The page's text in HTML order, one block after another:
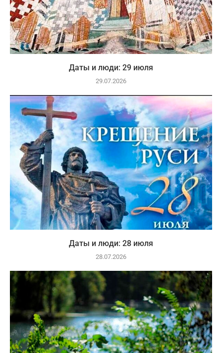
Даты и люди: 29 июля
29.07.2026
Даты и люди: 28 июля
28.07.2026